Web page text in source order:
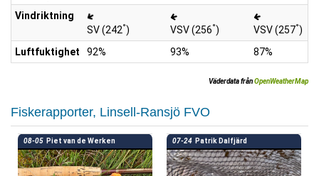
Vindriktning
SV (242°) VSV (256°) VSV (257°)
Luftfuktighet
92% 93% 87%
Väderdata frånOpenWeatherMap
Fiskerapporter, Linsell-Ransjö FVO
08-05 Piet van de Werken 07-24 Patrik Dalfjärd